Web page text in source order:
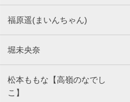
福原遥(まいんちゃん)
堀未央奈
松本ももな【高嶺のなでし
こ】